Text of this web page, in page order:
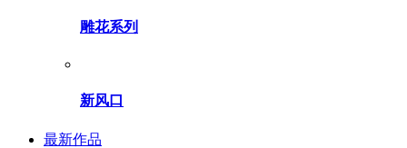
雕花系列
新风口
最新作品